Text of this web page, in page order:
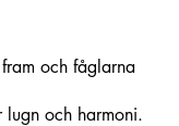
och fåglarna
lugn och harmoni.